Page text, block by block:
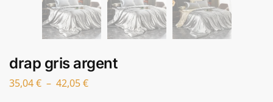
drap gris argent
35,04€ – 42,05€